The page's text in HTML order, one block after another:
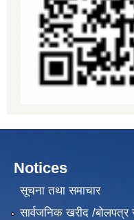
Notices
सूचना तथा समाचार
सार्वजनिक खरीद /बोलपत्र